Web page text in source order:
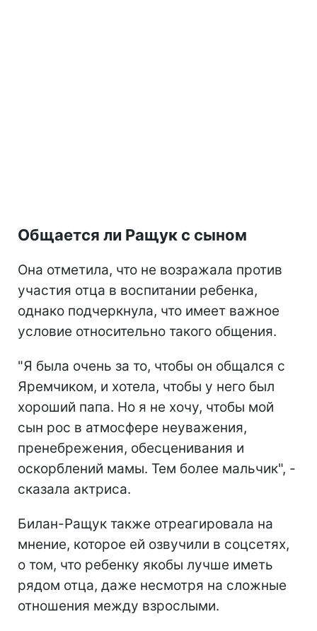
Общается ли Ращук с сыном
Она отметила, что не возражала против
участия отца в воспитании ребенка,
однако подчеркнула, что имеет важное
условие относительно такого общения.
"Я была очень за то, чтобы он общался с
Яремчиком, и хотела, чтобы у него был
хороший папа. Но я не хочу, чтобы мой
сын рос в атмосфере неуважения,
пренебрежения, обесценивания и
оскорблений мамы. Тем более мальчик", -
сказала актриса.
Билан-Ращук также отреагировала на
мнение, которое ей озвучили в соцсетях,
о том, что ребенку якобы лучше иметь
рядом отца, даже несмотря на сложные
отношения между взрослыми.